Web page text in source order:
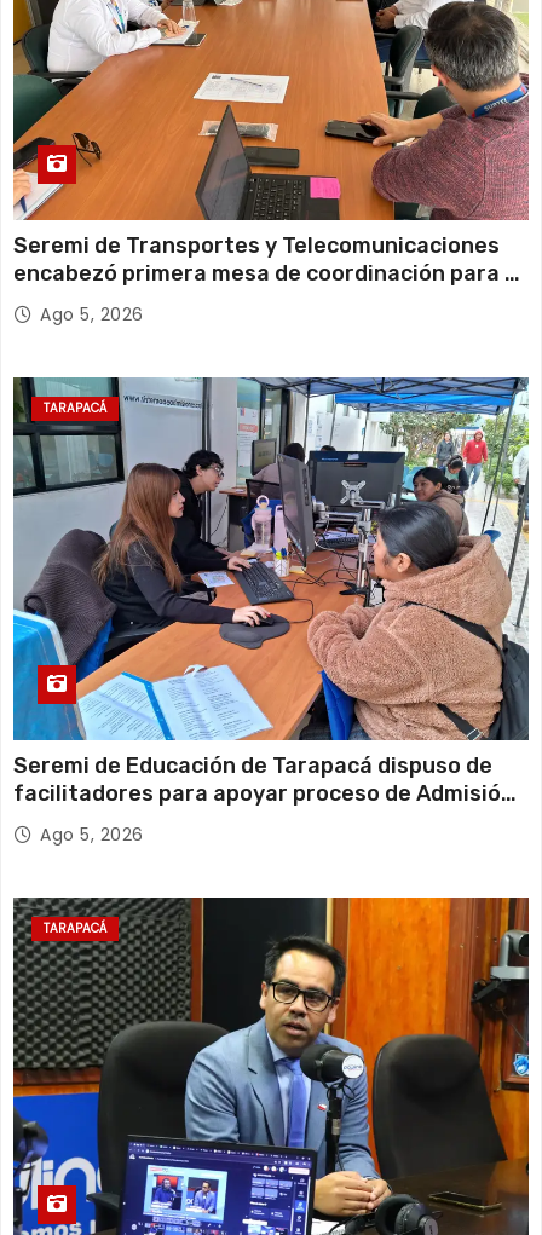
Seremi de Transportes y Telecomunicaciones
encabezó primera mesa de coordinación para el
retiro de cables en desuso en Iquique
Ago 5, 2026
TARAPACÁ
Seremi de Educación de Tarapacá dispuso de
facilitadores para apoyar proceso de Admisión
Escolar 2027
Ago 5, 2026
TARAPACÁ